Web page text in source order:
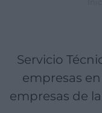
Servicio
empresas
empresas de